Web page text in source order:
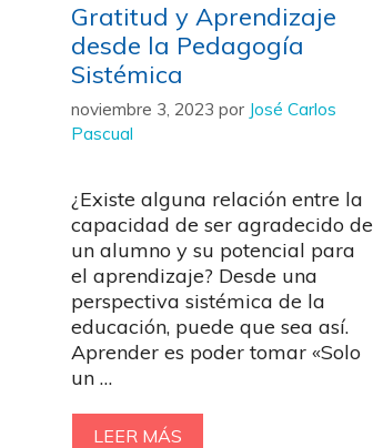
Gratitud y Aprendizaje
desde la Pedagogía
Sistémica
noviembre 3, 2023 por José Carlos
Pascual
¿Existe alguna relación entre la
capacidad de ser agradecido de
un alumno y su potencial para
el aprendizaje? Desde una
perspectiva sistémica de la
educación, puede que sea así.
Aprender es poder tomar «Solo
un …
LEER MÁS